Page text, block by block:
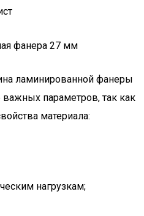
фанера 27 мм
ламинированной фанеры
важных параметров, так как
материала:
нагрузкам;